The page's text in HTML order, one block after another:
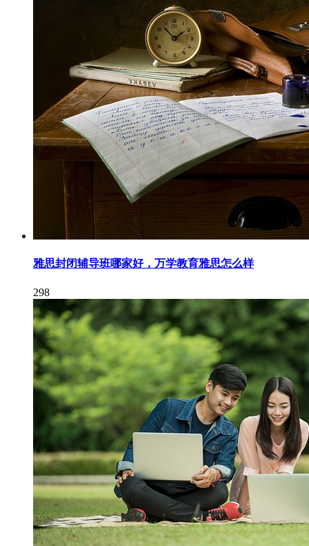
雅思封闭辅导班哪家好，万学教育雅思怎么样
298